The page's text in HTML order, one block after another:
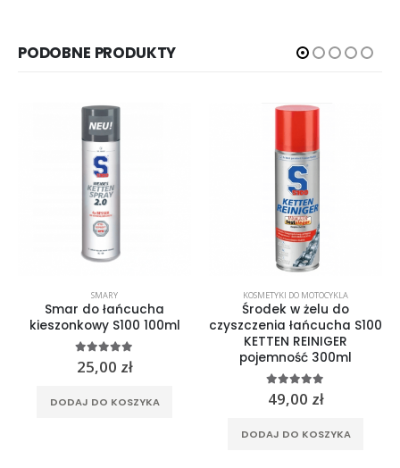
PODOBNE PRODUKTY
SMARY
Smar do łańcucha
kieszonkowy S100 100ml
5.00out of 5
25,00 zł
DODAJ DO KOSZYKA
KOSMETYKI DO MOTOCYKLA
Środek w żelu do
czyszczenia łańcucha S100
KETTEN REINIGER
pojemność 300ml
5.00out of 5
49,00 zł
DODAJ DO KOSZYKA